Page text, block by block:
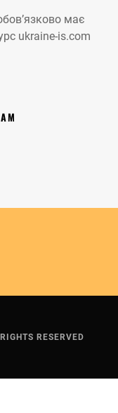
має
ukraine-is.com
RESERVED